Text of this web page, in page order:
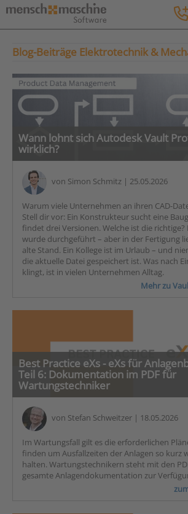
Blog-Beiträge Elektrotechnik &
Wann lohnt sich Autodesk Vault
wirklich?
von Simon Schmitz | 25.05.2026
Warum viele Unternehmen an ihren CAD-
Stell dir vor: Ein Konstrukteur sucht eine
findet drei Versionen. Welche ist die richtige?
wurde durchgeführt – aber in der Fertigung
alte Stand. Ein Kollege ist im Urlaub – und
die aktuelle Datei gespeichert ist. Was nach
klingt, ist in vielen Unternehmen Alltag.
Mehr zu
Best Practice eXs - eXs für
Teil 6: Dokumentation im PDF für
Wartungstechniker
von Stefan Schweitzer | 18.05.2026
Im Wartungsfall gilt es die erforderlichen
finden um Ausfallzeiten der Anlagen so kurz
halten. Wartungstechnikern steht mit den
gesamte Anlagendokumentation zur